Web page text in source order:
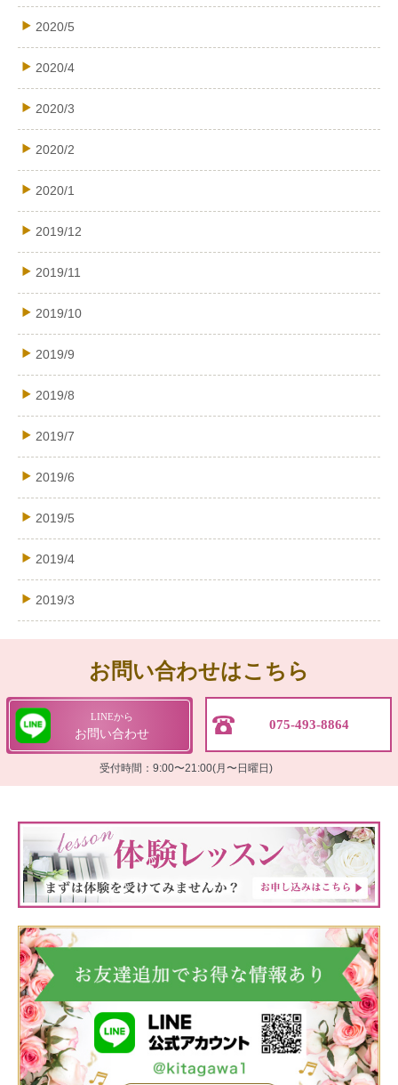
2020/5
2020/4
2020/3
2020/2
2020/1
2019/12
2019/11
2019/10
2019/9
2019/8
2019/7
2019/6
2019/5
2019/4
2019/3
お問い合わせはこちら
LINEから
お問い合わせ
075-493-8864
受付時間：9:00〜21:00(月〜日曜日)